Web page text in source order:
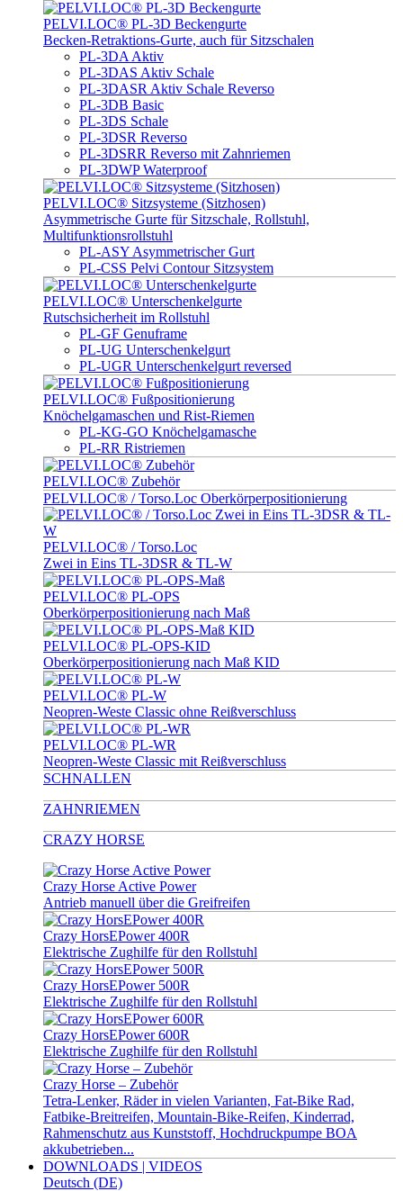
PELVI.LOC® PL-3D Beckengurte
Becken-Retraktions-Gurte, auch für Sitzschalen
PL-3DA Aktiv
PL-3DAS Aktiv Schale
PL-3DASR Aktiv Schale Reverso
PL-3DB Basic
PL-3DS Schale
PL-3DSR Reverso
PL-3DSRR Reverso mit Zahnriemen
PL-3DWP Waterproof
PELVI.LOC® Sitzsysteme (Sitzhosen)
Asymmetrische Gurte für Sitzschale, Rollstuhl,
Multifunktionsrollstuhl
PL-ASY Asymmetrischer Gurt
PL-CSS Pelvi Contour Sitzsystem
PELVI.LOC® Unterschenkelgurte
Rutschsicherheit im Rollstuhl
PL-GF Genuframe
PL-UG Unterschenkelgurt
PL-UGR Unterschenkelgurt reversed
PELVI.LOC® Fußpositionierung
Knöchelgamaschen und Rist-Riemen
PL-KG-GO Knöchelgamasche
PL-RR Ristriemen
PELVI.LOC® Zubehör
PELVI.LOC® / Torso.Loc Oberkörperpositionierung
PELVI.LOC® / Torso.Loc
Zwei in Eins TL-3DSR & TL-W
PELVI.LOC® PL-OPS
Oberkörperpositionierung nach Maß
PELVI.LOC® PL-OPS-KID
Oberkörperpositionierung nach Maß KID
PELVI.LOC® PL-W
Neopren-Weste Classic ohne Reißverschluss
PELVI.LOC® PL-WR
Neopren-Weste Classic mit Reißverschluss
SCHNALLEN
ZAHNRIEMEN
CRAZY HORSE
Crazy Horse Active Power
Antrieb manuell über die Greifreifen
Crazy HorsEPower 400R
Elektrische Zughilfe für den Rollstuhl
Crazy HorsEPower 500R
Elektrische Zughilfe für den Rollstuhl
Crazy HorsEPower 600R
Elektrische Zughilfe für den Rollstuhl
Crazy Horse – Zubehör
Tetra-Lenker, Räder in vielen Varianten, Fat-Bike Rad,
Fatbike-Breitreifen, Mountain-Bike-Reifen, Kinderrad,
Rahmenschutz aus Kunststoff, Hochdruckpumpe BOA
akkubetrieben...
DOWNLOADS | VIDEOS
Deutsch (DE)